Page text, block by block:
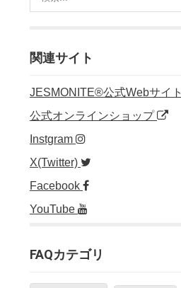
関連サイト
JESMONITE®公式Webサイト
公式オンラインショップ
Instgram
X(Twitter)
Facebook
YouTube
FAQカテゴリ